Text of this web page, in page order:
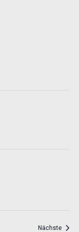
Nächste